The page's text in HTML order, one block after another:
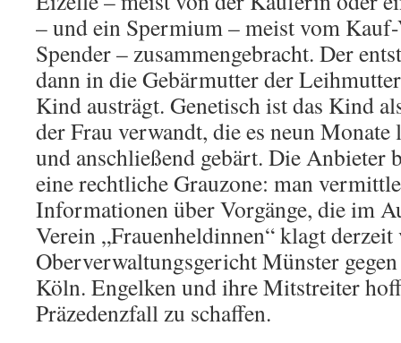
– und ein Spermium – meist vom
Spender – zusammengebracht. Der
dann in die Gebärmutter der
Kind austrägt. Genetisch ist das Kind
der Frau verwandt, die es neun
und anschließend gebärt. Die Anbieter
eine rechtliche Grauzone: man
Informationen über Vorgänge, die im
Verein „Frauenheldinnen“ klagt derzeit
Oberverwaltungsgericht Münster
Köln. Engelken und ihre Mitstreiter
Präzedenzfall zu schaffen.